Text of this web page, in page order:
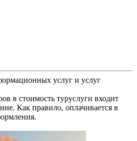
услуг и услуг
в стоимость туруслуги входит
Как правило, оплачивается в